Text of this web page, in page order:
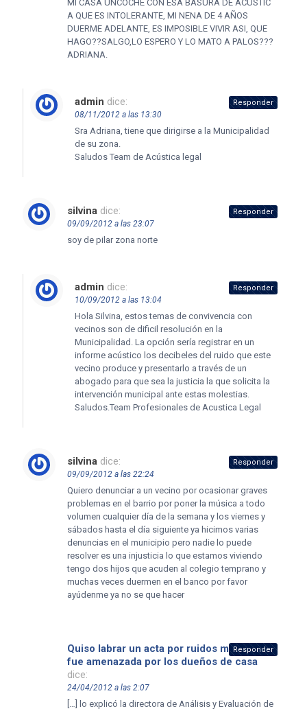
MI CASA UNCOCHE CON ESA BASURA DE ACUSTIC
A QUE ES INTOLERANTE, MI NENA DE 4 AÑOS
DUERME ADELANTE, ES IMPOSIBLE VIVIR ASI, QUE
HAGO??SALGO,LO ESPERO Y LO MATO A PALOS???
ADRIANA.
admin dice:
08/11/2012 a las 13:30
Sra Adriana, tiene que dirigirse a la Municipalidad
de su zona.
Saludos Team de Acústica legal
Responder
silvina dice:
09/09/2012 a las 23:07
soy de pilar zona norte
Responder
admin dice:
10/09/2012 a las 13:04
Hola Silvina, estos temas de convivencia con
vecinos son de dificil resolución en la
Municipalidad. La opción sería registrar en un
informe acústico los decibeles del ruido que este
vecino produce y presentarlo a través de un
abogado para que sea la justicia la que solicita la
intervención municipal ante estas molestias.
Saludos.Team Profesionales de Acustica Legal
Responder
silvina dice:
09/09/2012 a las 22:24
Quiero denunciar a un vecino por ocasionar graves
problemas en el barrio por poner la música a todo
volumen cualquier día de la semana y los viernes y
sábados hasta el día siguiente ya hicimos varias
denuncias en el municipio pero nadie lo puede
resolver es una injusticia lo que estamos viviendo
tengo dos hijos que acuden al colegio temprano y
muchas veces duermen en el banco por favor
ayúdenme ya no se que hacer
Responder
Quiso labrar un acta por ruidos molestos y
fue amenazada por los dueños de casa
dice:
24/04/2012 a las 2:07
[…] lo explicó la directora de Análisis y Evaluación de
Responder